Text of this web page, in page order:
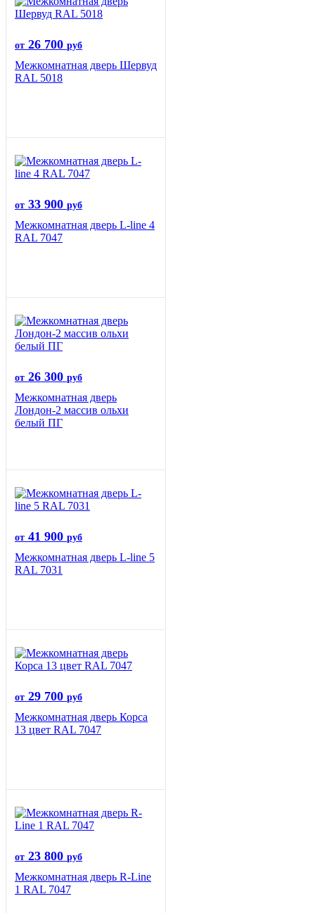
от 26 700 руб
Межкомнатная дверь Шервуд
RAL 5018
от 33 900 руб
Межкомнатная дверь L-line 4
RAL 7047
от 26 300 руб
Межкомнатная дверь
Лондон-2 массив ольхи
белый ПГ
от 41 900 руб
Межкомнатная дверь L-line 5
RAL 7031
от 29 700 руб
Межкомнатная дверь Корса
13 цвет RAL 7047
от 23 800 руб
Межкомнатная дверь R-Line
1 RAL 7047